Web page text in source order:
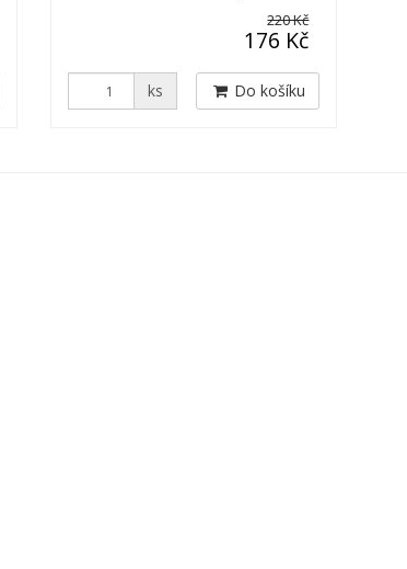
220 Kč
176 Kč
ks Do košíku